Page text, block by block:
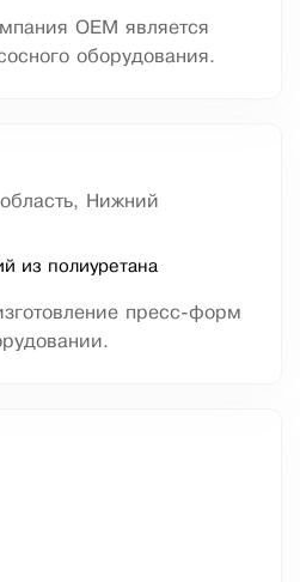
ОЕМ является
оборудования.
Нижний
из полиуретана
пресс-форм